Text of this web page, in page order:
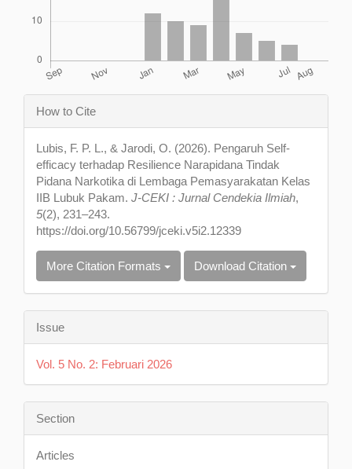
Article
Details
How to Cite
Lubis, F. P. L., & Jarodi, O. (2026). Pengaruh Self-
efficacy terhadap Resilience Narapidana Tindak
Pidana Narkotika di Lembaga Pemasyarakatan Kelas
IIB Lubuk Pakam. J-CEKI : Jurnal Cendekia Ilmiah,
5(2), 231–243.
https://doi.org/10.56799/jceki.v5i2.12339
More Citation Formats Download Citation
Issue
Vol. 5 No. 2: Februari 2026
Section
Articles